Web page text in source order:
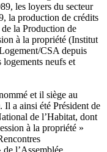
les loyers du secteur
la production de crédits
la Production de
à la propriété (Institut
CSA depuis
neufs et
et il siège au
a ainsi été Président de
de l’Habitat, dont
à la propriété »